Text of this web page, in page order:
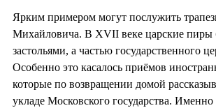
Ярким примером могут послужить
Михайловича. В XVII веке царские пиры
застольями, а частью государственного
Особенно это касалось приёмов
которые по возвращении домой
укладе Московского государства. Именно